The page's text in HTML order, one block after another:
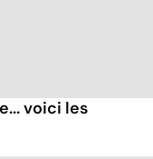
voici les